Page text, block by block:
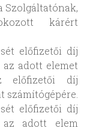
Szolgáltatónak,
kárért
előfizetői díj
az adott elemet
előfizetői díj
számítógépére.
előfizetői díj
az adott elem